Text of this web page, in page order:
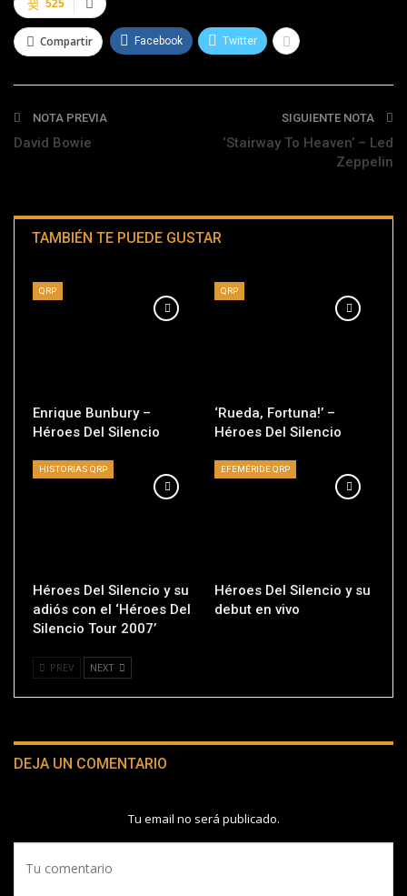
525
Compartir Facebook Twitter
NOTA PREVIA
David Bowie
SIGUIENTE NOTA
‘Stairway To Heaven’ – Led
Zeppelin
TAMBIÉN TE PUEDE GUSTAR
QRP
Enrique Bunbury –
Héroes Del Silencio
QRP
‘Rueda, Fortuna!’ –
Héroes Del Silencio
HISTORIAS QRP
Héroes Del Silencio y su
adiós con el ‘Héroes Del
Silencio Tour 2007’
EFEMÉRIDE QRP
Héroes Del Silencio y su
debut en vivo
PREV NEXT
DEJA UN COMENTARIO
Tu email no será publicado.